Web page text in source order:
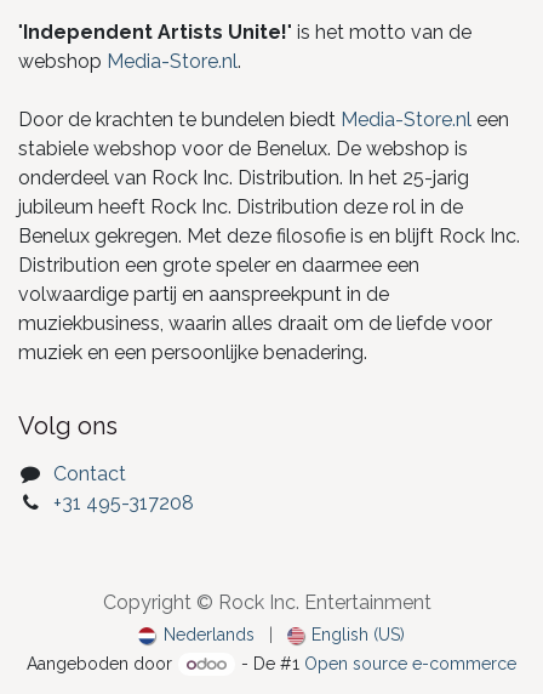
"Independent Artists Unite!" is het motto van de
webshop Media-Store.nl.
Door de krachten te bundelen biedt Media-Store.nl een
stabiele webshop voor de Benelux. De webshop is
onderdeel van Rock Inc. Distribution. In het 25-jarig
jubileum heeft Rock Inc. Distribution deze rol in de
Benelux gekregen. Met deze filosofie is en blijft Rock Inc.
Distribution een grote speler en daarmee een
volwaardige partij en aanspreekpunt in de
muziekbusiness, waarin alles draait om de liefde voor
muziek en een persoonlijke benadering.
Volg ons
Contact
+31 495-317208
Copyright © Rock Inc. Entertainment
Nederlands
English (US)
Aangeboden door
- De #1 Open source e-commerce